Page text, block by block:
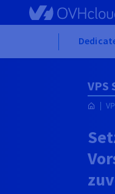
Skip to main content
VPS